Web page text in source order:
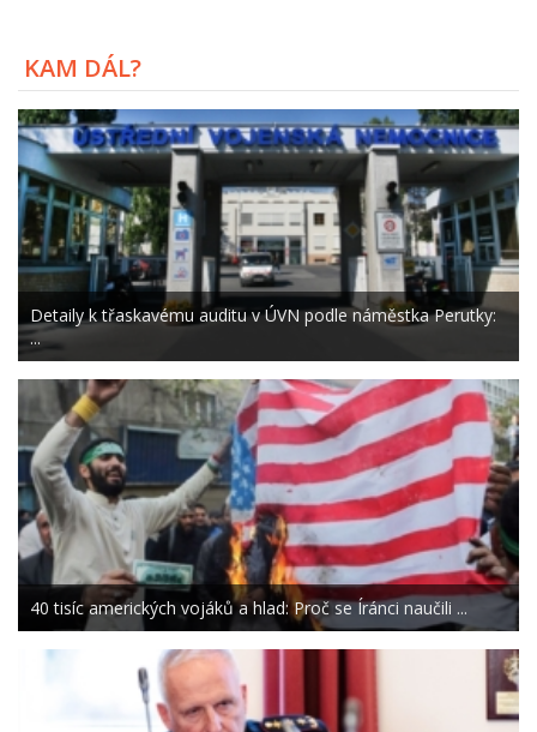
KAM DÁL?
Detaily k třaskavému auditu v ÚVN podle náměstka Perutky:
...
40 tisíc amerických vojáků a hlad: Proč se Íránci naučili ...